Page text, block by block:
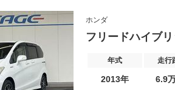
ホンダ
フリードハイブ
年式 走行
2013年 6.9